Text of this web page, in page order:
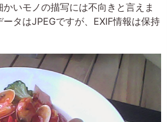
いモノの描写には不向きと言えま
タはJPEGですが、EXIF情報は保持